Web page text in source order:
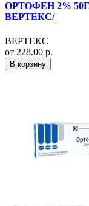
ОРТОФЕН 2%
ВЕРТЕКС/
ВЕРТЕКС
от 228.00 р.
В корзину